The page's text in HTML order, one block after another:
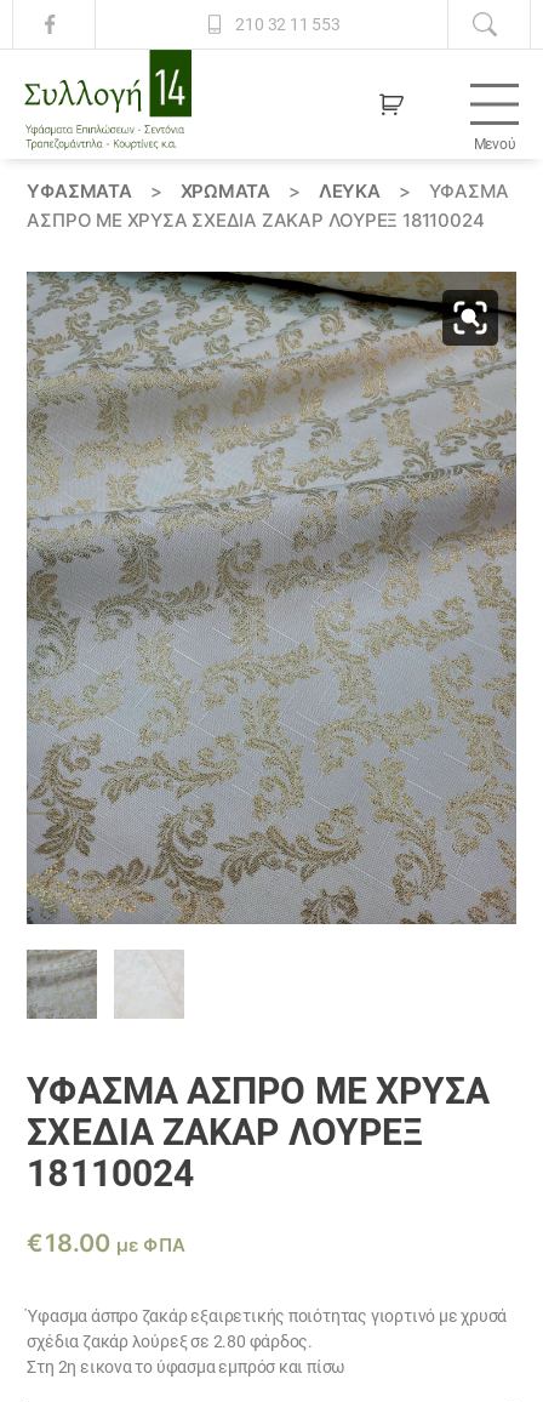
210 32 11 553
14
Μενού
ΥΦΆΣΜΑΤΑ > ΧΡΏΜΑΤΑ > ΛΕΥΚΑ >
ΎΦΑΣΜΑ
ΆΣΠΡΟ ΜΕ ΧΡΥΣΆ ΣΧΈΔΙΑ ΖΑΚΆΡ ΛΟΎΡΕΞ 18110024
ΎΦΑΣΜΑ ΆΣΠΡΟ ΜΕ ΧΡΥΣΆ
ΣΧΈΔΙΑ ΖΑΚΆΡ ΛΟΎΡΕΞ
18110024
€18.00 με ΦΠΑ
Ύφασμα άσπρο ζακάρ εξαιρετικής ποιότητας γιορτινό με χρυσά
σχέδια ζακάρ λούρεξ σε 2.80 φάρδος.
Στη 2η εικονα το ύφασμα εμπρόσ και πίσω